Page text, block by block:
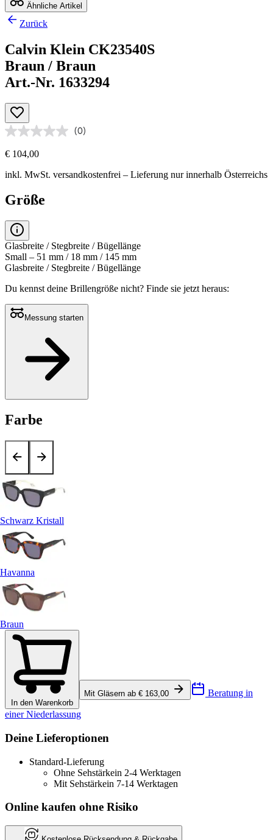
Ähnliche Artikel
Zurück
Calvin Klein CK23540S
Braun / Braun
Art.-Nr. 1633294
(0)
€ 104,00
inkl. MwSt. versandkostenfrei – Lieferung nur innerhalb Österreichs
Größe
Glasbreite / Stegbreite / Bügellänge
Small – 51 mm / 18 mm / 145 mm
Glasbreite / Stegbreite / Bügellänge
Du kennst deine Brillengröße nicht? Finde sie jetzt heraus:
Messung starten
Farbe
Schwarz Kristall
Havanna
Braun
In den Warenkorb
Mit Gläsern ab € 163,00 Beratung in
einer Niederlassung
Deine Lieferoptionen
Standard-Lieferung
Ohne Sehstärkein 2-4 Werktagen
Mit Sehstärkein 7-14 Werktagen
Online kaufen ohne Risiko